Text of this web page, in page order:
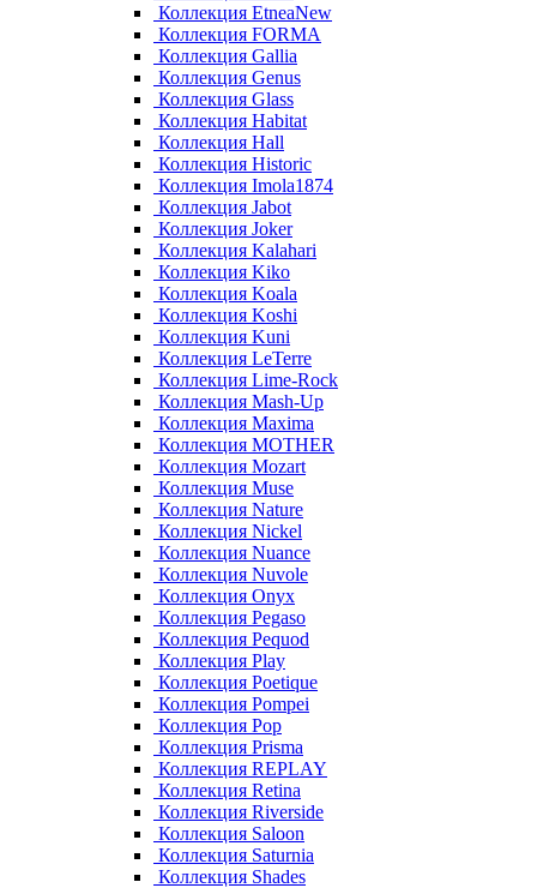
Коллекция EtneaNew
Коллекция FORMA
Коллекция Gallia
Коллекция Genus
Коллекция Glass
Коллекция Habitat
Коллекция Hall
Коллекция Historic
Коллекция Imola1874
Коллекция Jabot
Коллекция Joker
Коллекция Kalahari
Коллекция Kiko
Коллекция Koala
Коллекция Koshi
Коллекция Kuni
Коллекция LeTerre
Коллекция Lime-Rock
Коллекция Mash-Up
Коллекция Maxima
Коллекция MOTHER
Коллекция Mozart
Коллекция Muse
Коллекция Nature
Коллекция Nickel
Коллекция Nuance
Коллекция Nuvole
Коллекция Onyx
Коллекция Pegaso
Коллекция Pequod
Коллекция Play
Коллекция Poetique
Коллекция Pompei
Коллекция Pop
Коллекция Prisma
Коллекция REPLAY
Коллекция Retina
Коллекция Riverside
Коллекция Saloon
Коллекция Saturnia
Коллекция Shades